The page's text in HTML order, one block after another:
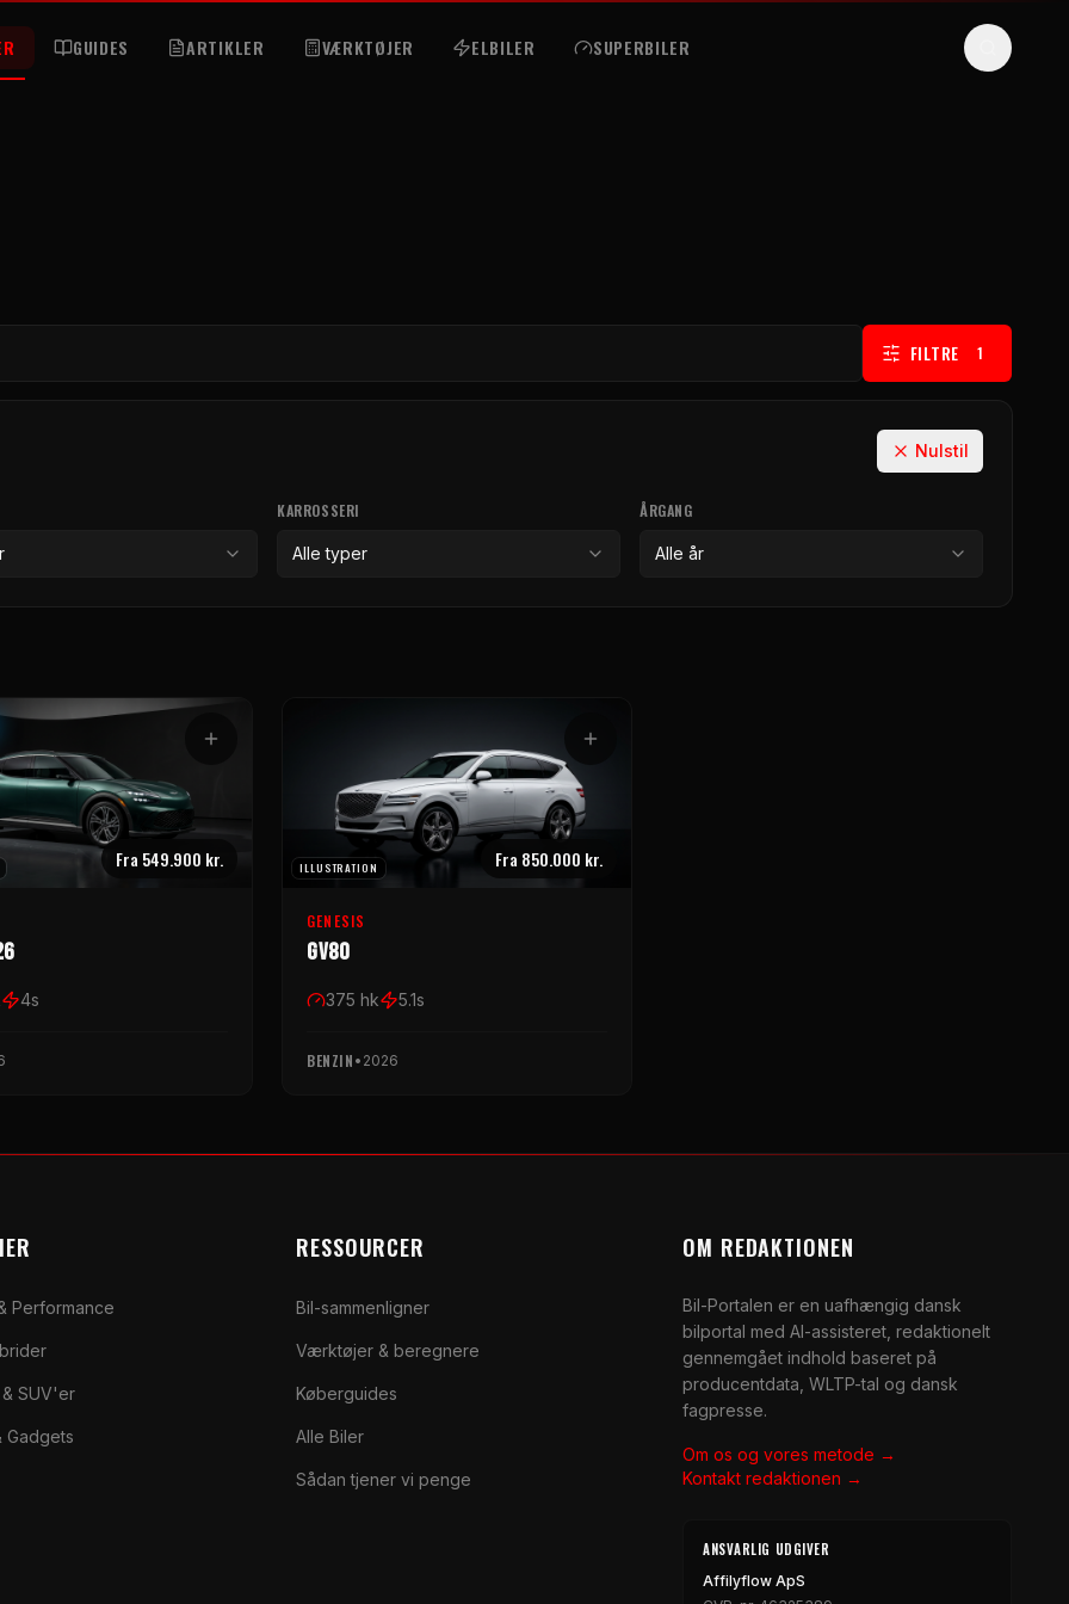
GUIDES ARTIKLER VÆRKTØJER ELBILER SUPERBILER
FILTRE 1
Nulstil
KARROSSERI
Alle typer
ÅRGANG
Alle år
Fra 549.900 kr.
4s
ILLUSTRATION Fra 850.000 kr.
GENESIS
GV80
375 hk 5.1s
BENZIN • 2026
Performance
SUV'er
Gadgets
RESSOURCER
Bil-sammenligner
Værktøjer & beregnere
Køberguides
Alle Biler
Sådan tjener vi penge
OM REDAKTIONEN
Bil-Portalen er en uafhængig dansk
bilportal med AI-assisteret, redaktionelt
gennemgået indhold baseret på
producentdata, WLTP-tal og dansk
fagpresse.
Om os og vores metode →
Kontakt redaktionen →
ANSVARLIG UDGIVER
Affilyflow ApS